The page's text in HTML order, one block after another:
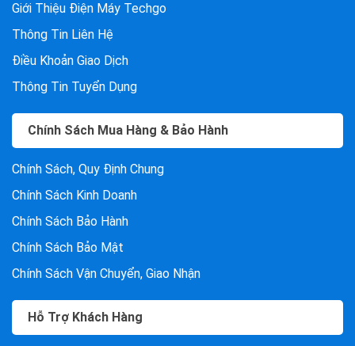
Giới Thiệu Điện Máy Techgo
Thông Tin Liên Hệ
Điều Khoản Giao Dịch
Thông Tin Tuyển Dụng
Chính Sách Mua Hàng & Bảo Hành
Chính Sách, Quy Định Chung
Chính Sách Kinh Doanh
Chính Sách Bảo Hành
Chính Sách Bảo Mật
Chính Sách Vận Chuyển, Giao Nhận
Hỗ Trợ Khách Hàng